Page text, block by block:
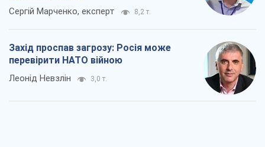
Сергій Марченко, експерт 8,2 т.
Захід проспав загрозу: Росія може
перевірити НАТО війною
Леонід Невзлін 3,0 т.